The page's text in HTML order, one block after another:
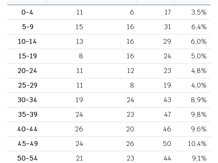
0-4
11 6 17
3,5%
5-9
15 16 31
6,4%
10-14
13 16 29
6,0%
15-19
8 16 24
5,0%
20-24
11 12 23
4,8%
25-29
11 8 19
4,0%
30-34
19 24 43
8,9%
35-39
24 23 47
9,8%
40-44
26 20 46
9,6%
45-49
24 26 50
10,4%
50-54
21 23 44
9,1%